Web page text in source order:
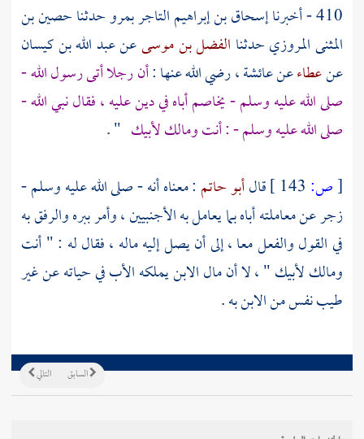
410 - أخبرنا
إسحاق بن إبراهيم التاجربمروحدثناحصين بن
المثنى المروزيحدثنا الفضل بن موسىعنعبد الله بن كيسان
عنعطاءعنعائشة، رضي الله عنها :أن رجلا أتى رسول الله -
صلى الله عليه وسلم - يخاصم أباه في دين عليه ، فقال نبي الله -
صلى الله عليه وسلم - : أنت ومالك لأبيك " .
[ص: قالأبو حاتم : معناه أنه - صلى الله عليه وسلم -
زجر عن معاملته أباه بما يعامل به الأجنبيين ، وأمر ببره والرفق به
في القول والفعل معا ، إلى أن يصل إليه ماله ، فقال له : " أنت
ومالك لأبيك " ، لا أن مال الابن يملكه الأب في حياته عن غير
طيب نفس من الابن به .
التالي السابق